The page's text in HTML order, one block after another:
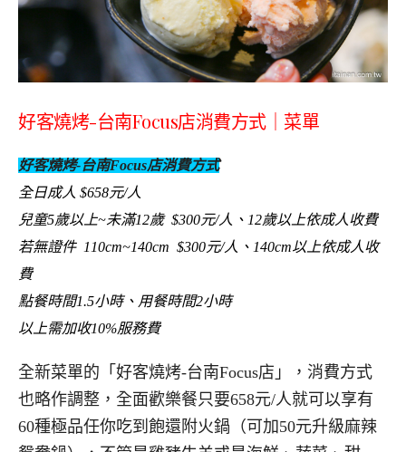
好客燒烤-台南Focus店消費方式｜菜單
好客燒烤-台南Focus店消費方式
全日成人 $658元/人
兒童5歲以上~未滿12歲 $300元/人、12歲以上依成人收費
若無證件 110cm~140cm $300元/人、140cm以上依成人收
費
點餐時間1.5小時、用餐時間2小時
以上需加收10%服務費
全新菜單的「好客燒烤-台南Focus店」，消費方式
也略作調整，全面歡樂餐只要658元/人就可以享有
60種極品任你吃到飽還附火鍋（可加50元升級麻辣